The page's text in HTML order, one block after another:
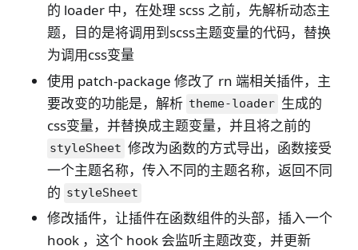
的 loader 中，在处理 scss 之前，先解析动态主
题，目的是将调用到scss主题变量的代码，替换
为调用css变量
使用 patch-package 修改了 rn 端相关插件，主
要改变的功能是，解析 theme-loader 生成的
css变量，并替换成主题变量，并且将之前的
styleSheet 修改为函数的方式导出，函数接受
一个主题名称，传入不同的主题名称，返回不同
的 styleSheet
修改插件，让插件在函数组件的头部，插入一个
hook ，这个 hook 会监听主题改变，并更新